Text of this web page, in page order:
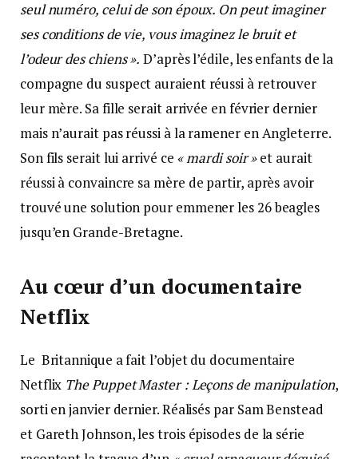
seul numéro, celui de son époux. On peut imaginer
ses conditions de vie, vous imaginez le bruit et
l’odeur des chiens ». D’après l’édile, les enfants de la
compagne du suspect auraient réussi à retrouver
leur mère. Sa fille serait arrivée en février dernier
mais n’aurait pas réussi à la ramener en Angleterre.
Son fils serait lui arrivé ce « mardi soir »et aurait
réussi à convaincre sa mère de partir, après avoir
trouvé une solution pour emmener les 26 beagles
jusqu’en Grande-Bretagne.
Au cœur d’un documentaire
Netflix
Le Britannique a fait l’objet du documentaire
Netflix The Puppet Master : Leçons de manipulation,
sorti en janvier dernier. Réalisés par Sam Benstead
et Gareth Johnson, les trois épisodes de la série